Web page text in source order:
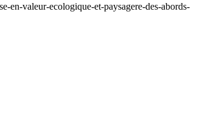
en-valeur-ecologique-et-paysagere-des-abords-